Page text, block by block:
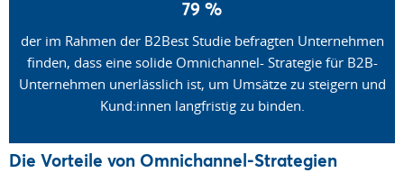
79 %
der im Rahmen der B2Best Studie befragten Unternehmen
finden, dass eine solide Omnichannel- Strategie für B2B-
Unternehmen unerlässlich ist, um Umsätze zu steigern und
Kund:innen langfristig zu binden.
Die Vorteile von Omnichannel-Strategien